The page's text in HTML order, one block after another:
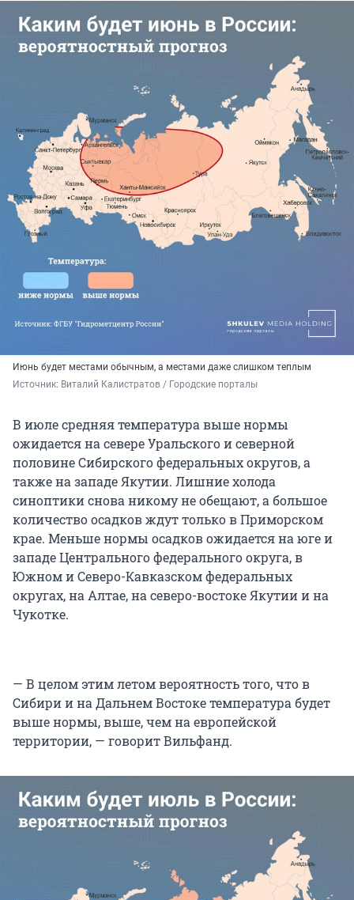
Июнь будет местами обычным, а местами даже слишком теплым
Источник: Виталий Калистратов / Городские порталы
В июле средняя температура выше нормы
ожидается на севере Уральского и северной
половине Сибирского федеральных округов, а
также на западе Якутии. Лишние холода
синоптики снова никому не обещают, а большое
количество осадков ждут только в Приморском
крае. Меньше нормы осадков ожидается на юге и
западе Центрального федерального округа, в
Южном и Северо-Кавказском федеральных
округах, на Алтае, на северо-востоке Якутии и на
Чукотке.
— В целом этим летом вероятность того, что в
Сибири и на Дальнем Востоке температура будет
выше нормы, выше, чем на европейской
территории, — говорит Вильфанд.